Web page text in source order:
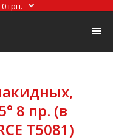
0 грн.
8 пр. (в
T5081)